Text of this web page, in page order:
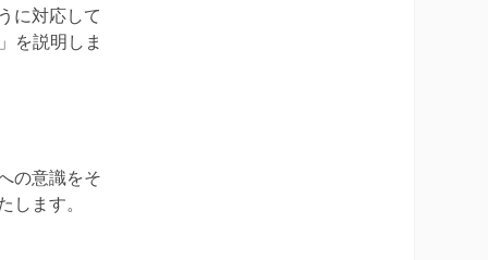
に対応して
を説明しま
の意識をそ
します。